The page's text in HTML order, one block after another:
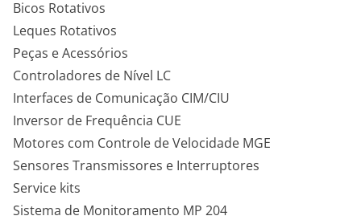
Bicos Rotativos
Leques Rotativos
Peças e Acessórios
Controladores de Nível LC
Interfaces de Comunicação CIM/CIU
Inversor de Frequência CUE
Motores com Controle de Velocidade MGE
Sensores Transmissores e Interruptores
Service kits
Sistema de Monitoramento MP 204